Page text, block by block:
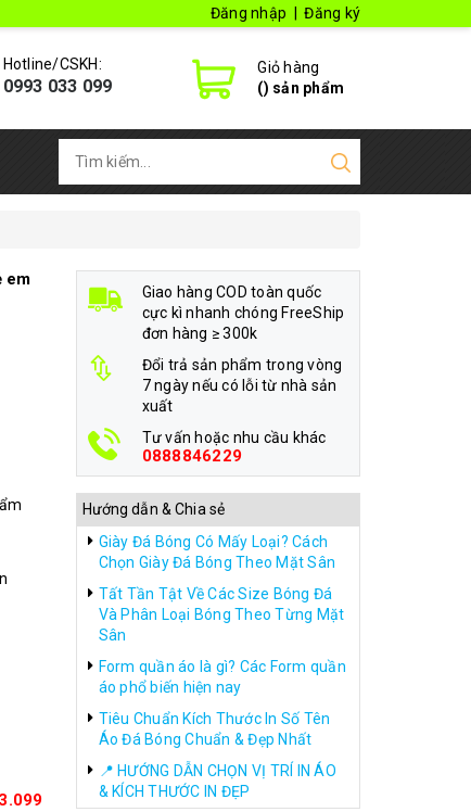
Đăng nhập Đăng ký
Hotline/CSKH:
0993 033 099
Giỏ hàng
() sản phẩm
em
Giao hàng COD toàn quốc
cực kì nhanh chóng FreeShip
đơn hàng ≥ 300k
Đổi trả sản phẩm trong vòng
7 ngày nếu có lỗi từ nhà sản
xuất
Tư vấn hoặc nhu cầu khác
0888846229
Hướng dẫn & Chia sẻ
Giày Đá Bóng Có Mấy Loại? Cách
Chọn Giày Đá Bóng Theo Mặt Sân
Tất Tần Tật Về Các Size Bóng Đá
Và Phân Loại Bóng Theo Từng Mặt
Sân
Form quần áo là gì? Các Form quần
áo phổ biến hiện nay
Tiêu Chuẩn Kích Thước In Số Tên
Áo Đá Bóng Chuẩn & Đẹp Nhất
📍 HƯỚNG DẪN CHỌN VỊ TRÍ IN ÁO
& KÍCH THƯỚC IN ĐẸP